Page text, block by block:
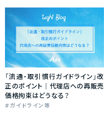
「流通・取引慣行ガイドライン」改
正のポイント｜代理店への再販売
価格拘束はどうなる？
ガイドライン等